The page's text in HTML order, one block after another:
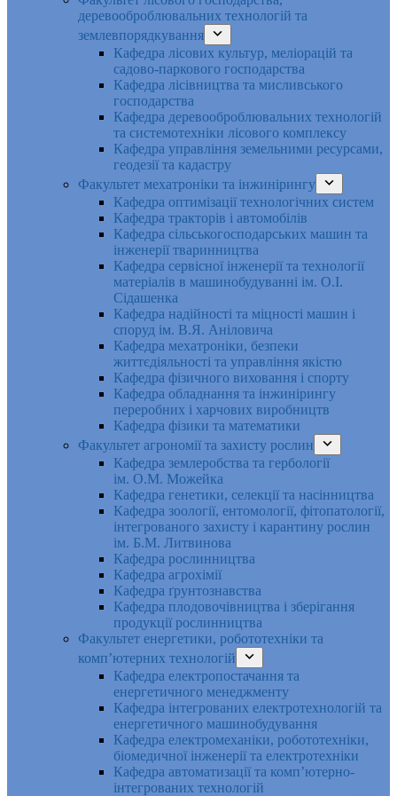
деревооброблювальних технологій та
землевпорядкування
Кафедра лісових культур, меліорацій та
садово-паркового господарства
Кафедра лісівництва та мисливського
господарства
Кафедра деревооброблювальних технологій
та системотехніки лісового комплексу
Кафедра управління земельними ресурсами,
геодезії та кадастру
Факультет мехатроніки та інжинірингу
Кафедра оптимізації технологічних систем
Кафедра тракторів і автомобілів
Кафедра сільськогосподарських машин та
інженерії тваринництва
Кафедра cервісної інженерії та технології
матеріалів в машинобудуванні ім. О.І.
Сідашенка
Кафедра надійності та міцності машин і
споруд ім. В.Я. Аніловича
Кафедра мехатроніки, безпеки
життєдіяльності та управління якістю
Кафедра фізичного виховання і спорту
Кафедра обладнання та інжинірингу
переробних і харчових виробництв
Кафедра фізики та математики
Факультет агрономії та захисту рослин
Кафедра землеробства та гербології
ім. О.М. Можейка
Кафедра генетики, селекції та насінництва
Кафедра зоології, ентомології, фітопатології,
інтегрованого захисту і карантину рослин
ім. Б.М. Литвинова
Кафедра рослинництва
Кафедра агрохімії
Кафедра ґрунтознавства
Кафедра плодовочівництва і зберігання
продукції рослинництва
Факультет енергетики, робототехніки та
комп’ютерних технологій
Кафедра електропостачання та
енергетичного менеджменту
Кафедра інтегрованих електротехнологій та
енергетичного машинобудування
Кафедра електромеханіки, робототехніки,
біомедичної інженерії та електротехніки
Кафедра автоматизації та комп’ютерно-
інтегрованих технологій